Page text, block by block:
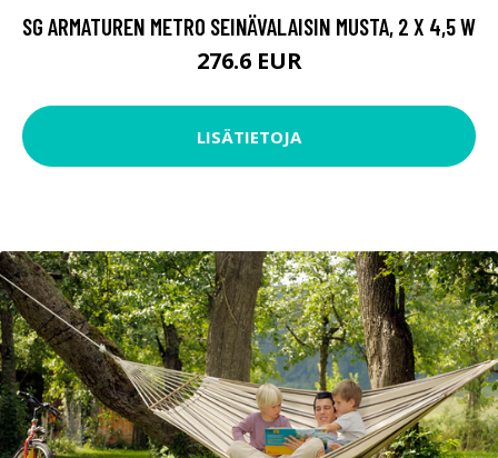
SG ARMATUREN METRO SEINÄVALAISIN MUSTA, 2 X 4,5 W
276.6 EUR
LISÄTIETOJA